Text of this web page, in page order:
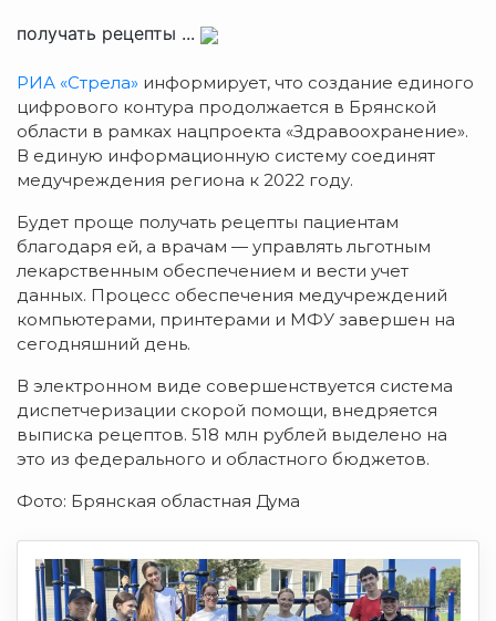
получать рецепты ...
РИА «Стрела» информирует, что создание единого
цифрового контура продолжается в Брянской
области в рамках нацпроекта «Здравоохранение».
В единую информационную систему соединят
медучреждения региона к 2022 году.
Будет проще получать рецепты пациентам
благодаря ей, а врачам — управлять льготным
лекарственным обеспечением и вести учет
данных. Процесс обеспечения медучреждений
компьютерами, принтерами и МФУ завершен на
сегодняшний день.
В электронном виде совершенствуется система
диспетчеризации скорой помощи, внедряется
выписка рецептов. 518 млн рублей выделено на
это из федерального и областного бюджетов.
Фото: Брянская областная Дума